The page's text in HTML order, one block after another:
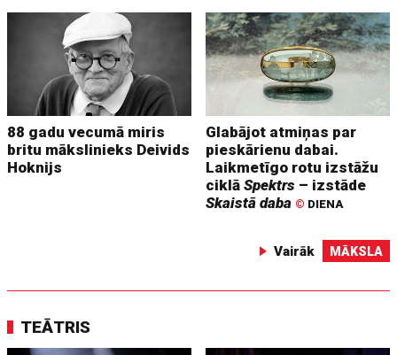
88 gadu vecumā miris
britu mākslinieks Deivids
Hoknijs
Glabājot atmiņas par
pieskārienu dabai.
Laikmetīgo rotu izstāžu
ciklāSpektrs – izstāde
Skaistā daba © DIENA
Vairāk MĀKSLA
TEĀTRIS